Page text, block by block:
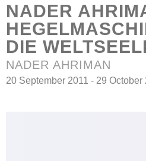
NADER
DIE
NADER AHRIMAN
20 September 2011 - 29 October